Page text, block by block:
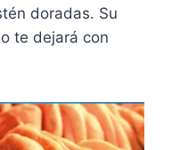
doradas. Su
te dejará con